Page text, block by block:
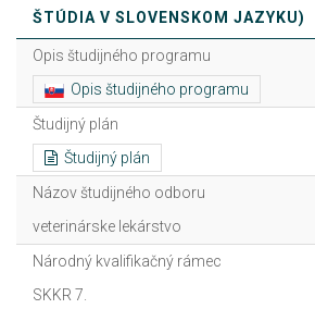
ŠTÚDIA V SLOVENSKOM JAZYKU)
Opis študijného programu
Opis študijného programu
Študijný plán
Študijný plán
Názov študijného odboru
veterinárske lekárstvo
Národný kvalifikačný rámec
SKKR 7.